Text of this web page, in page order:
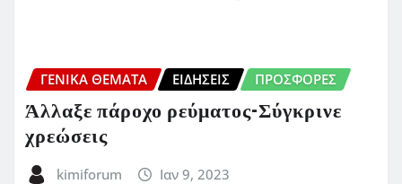
ΓΕΝΙΚΑ ΘΕΜΑΤΑ ΕΙΔΗΣΕΙΣ ΠΡΟΣΦΟΡΈΣ
Άλλαξε πάροχο ρεύματος-Σύγκρινε
χρεώσεις
kimiforum Ιαν 9, 2023